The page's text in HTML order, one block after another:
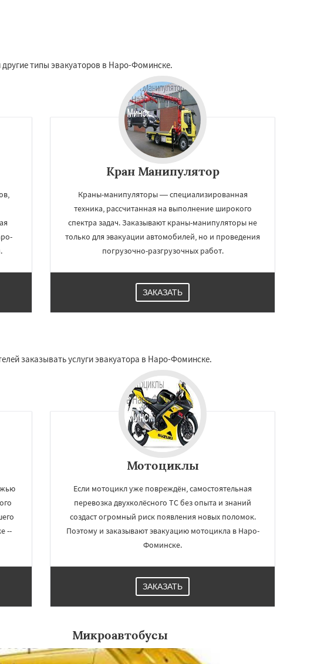
типы эвакуаторов в Наро-Фоминске.
Кран Манипулятор
Краны-манипуляторы — специализированная
техника, рассчитанная на выполнение широкого
спектра задач. Заказывают краны-манипуляторы не
только для эвакуации автомобилей, но и проведения
погрузочно-разгрузочных работ.
ЗАКАЗАТЬ
заказывать услуги эвакуатора в Наро-Фоминске.
--
Мотоциклы
Если мотоцикл уже повреждён, самостоятельная
перевозка двухколёсного ТС без опыта и знаний
создаст огромный риск появления новых поломок.
Поэтому и заказывают эвакуацию мотоцикла в Наро-
Фоминске.
ЗАКАЗАТЬ
Микроавтобусы